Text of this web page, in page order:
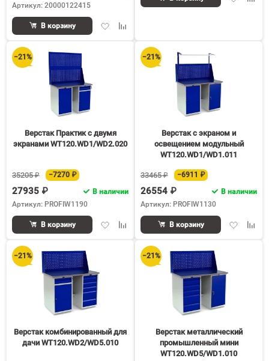
Артикул: 20000122415
ДобавитьДобавить
сравнению
В корзину
−21%
Верстак Практик с двумя
экранами WT120.WD1/WD2.020
35205 ₽ −7270 ₽
27935 ₽
В наличии
Артикул: PROFIW1190
ДобавитьДобавить
сравнению
В корзину
−21%
Верстак с экраном и
освещением модульный
WT120.WD1/WD1.011
33465 ₽ −6911 ₽
26554 ₽
В наличии
Артикул: PROFIW1130
Добавить
В корзину
−21%
Верстак комбинированный для
дачи WT120.WD2/WD5.010
−21%
Верстак металлический
промышленный мини
WT120.WD5/WD1.010